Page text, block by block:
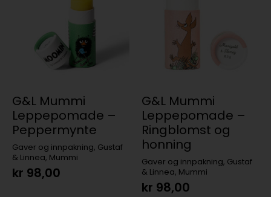
Gaver og innpakning, Gustaf
& Linnea, Mummi
G&L Mummi
Leppepomade –
Peppermynte
kr 98,00
Gaver og innpakning, Gustaf
& Linnea, Mummi
G&L Mummi
Leppepomade –
Ringblomst og
honning
kr 98,00